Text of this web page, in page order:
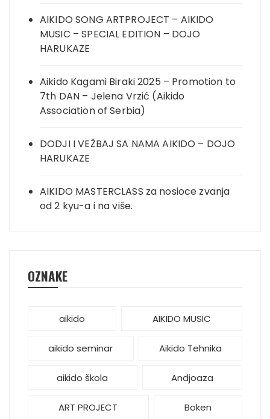
AIKIDO SONG ARTPROJECT – AIKIDO
MUSIC – SPECIAL EDITION – DOJO
HARUKAZE
Aikido Kagami Biraki 2025 – Promotion to
7th DAN – Jelena Vrzić (Aikido
Association of Serbia)
DODJI I VEŽBAJ SA NAMA AIKIDO – DOJO
HARUKAZE
AIKIDO MASTERCLASS za nosioce zvanja
od 2 kyu-a i na više.
OZNAKE
aikido AIKIDO MUSIC
aikido seminar Aikido Tehnika
aikido škola Andjoaza
ART PROJECT Boken